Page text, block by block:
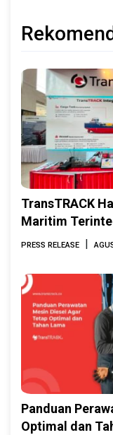
TransTRACK
Maritim
Indonesia
PRESS RELEASE |
Panduan
Optimal dan